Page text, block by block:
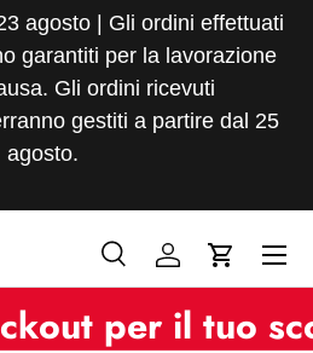
agosto | Gli ordini effettuati
garantiti per la lavorazione
Gli ordini ricevuti
gestiti a partire dal 25
agosto.
CercaAccediCarrello
Menu
per il tuo